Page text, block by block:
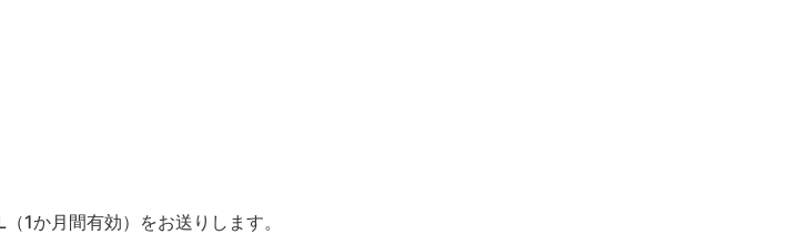
1か月間有効）をお送りします。